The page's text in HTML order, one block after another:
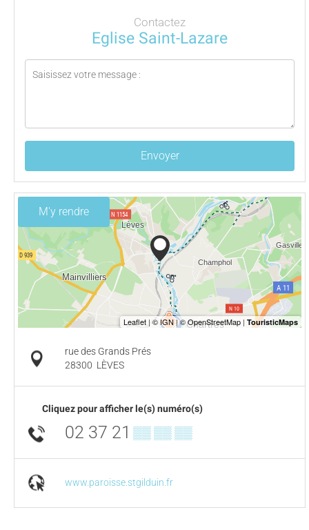
Contactez
Eglise Saint-Lazare
Envoyer
M'y rendre
rue des Grands Prés
28300 LÈVES
Cliquez pour afficher le(s) numéro(s)
02 37 21 ▒▒ ▒▒ ▒▒
www.paroisse.stgilduin.fr